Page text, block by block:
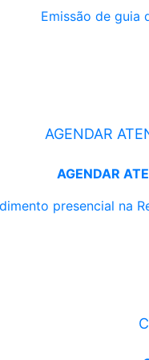
Emissão de guia
AGENDAR
AGENDAR
presencial na